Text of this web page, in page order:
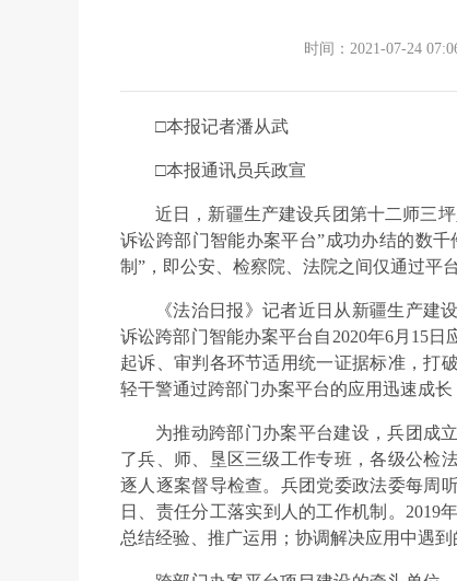
时间：2021-07-24
□本报记者潘从武
□本报通讯员兵政宣
近日，新疆生产建设兵团第十二师三
诉讼跨部门智能办案平台”成功办结的数
制”，即公安、检察院、法院之间仅通过平
《法治日报》记者近日从新疆生产建
诉讼跨部门智能办案平台自2020年6月15日
起诉、审判各环节适用统一证据标准，打
轻干警通过跨部门办案平台的应用迅速成长
为推动跨部门办案平台建设，兵团成
了兵、师、垦区三级工作专班，各级公检
逐人逐案督导检查。兵团党委政法委每周
日、责任分工落实到人的工作机制。2019
总结经验、推广运用；协调解决应用中遇到